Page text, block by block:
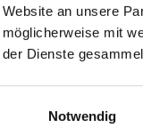
Website an unsere
möglicherweise mit
der Dienste
Notwendig